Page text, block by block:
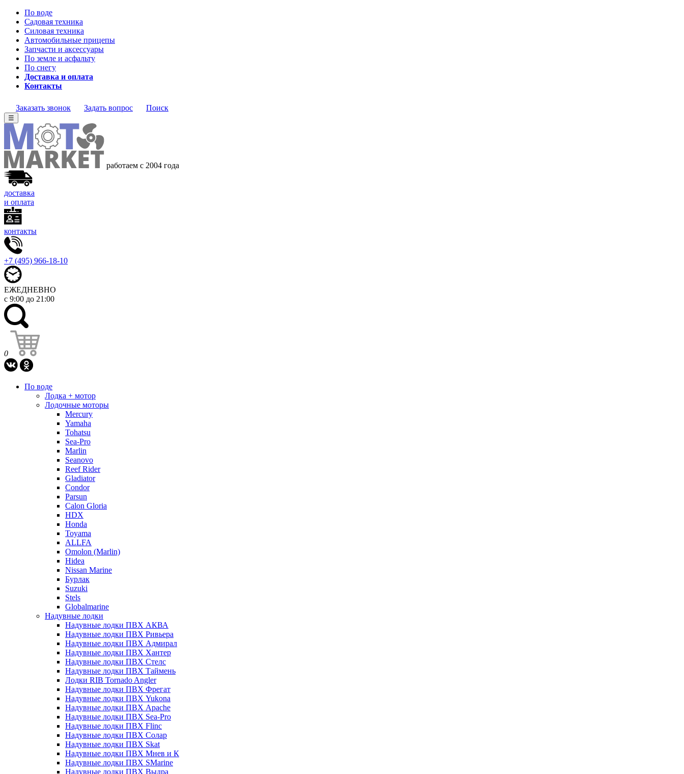
По воде
Садовая техника
Силовая техника
Автомобильные прицепы
Запчасти и аксессуары
По земле и асфальту
По снегу
Доставка и оплата
Контакты
Заказать звонок Задать вопрос Поиск
☰
работаем с 2004 года
доставка
и оплата
контакты
+7 (495) 966-18-10
ЕЖЕДНЕВНО
с 9:00 до 21:00
0
По воде
Лодка + мотор
Лодочные моторы
Mercury
Yamaha
Tohatsu
Sea-Pro
Marlin
Seanovo
Reef Rider
Gladiator
Condor
Parsun
Calon Gloria
HDX
Honda
Toyama
ALLFA
Omolon (Marlin)
Hidea
Nissan Marine
Бурлак
Suzuki
Stels
Globalmarine
Надувные лодки
Надувные лодки ПВХ АКВА
Надувные лодки ПВХ Ривьера
Надувные лодки ПВХ Адмирал
Надувные лодки ПВХ Хантер
Надувные лодки ПВХ Стелс
Надувные лодки ПВХ Таймень
Лодки RIB Tornado Angler
Надувные лодки ПВХ Фрегат
Надувные лодки ПВХ Yukona
Надувные лодки ПВХ Apache
Надувные лодки ПВХ Sea-Pro
Надувные лодки ПВХ Flinc
Надувные лодки ПВХ Солар
Надувные лодки ПВХ Skat
Надувные лодки ПВХ Мнев и К
Надувные лодки ПВХ SMarine
Надувные лодки ПВХ Выдра